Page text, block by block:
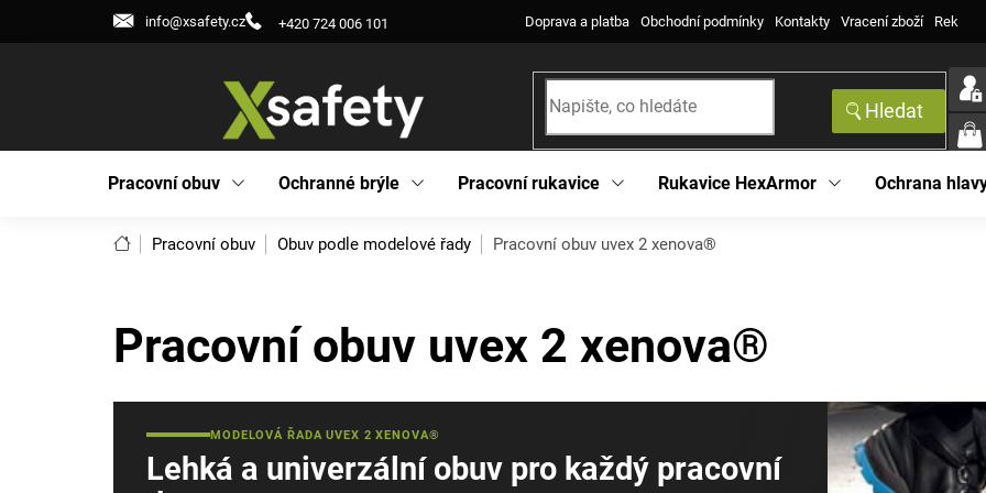
+420 724 006 101
info@xsafety.cz Doprava a platba Obchodní podmínky Kontakty Vracení zboží
Hledat
KOŠÍK
Pracovní obuv Ochranné brýle Pracovní rukavice Rukavice HexArmor Ochrana
DomůPracovní obuv Obuv podle modelové řady Pracovní obuv uvex 2 xenova®
Pracovní obuv uvex 2 xenova®
MODELOVÁ ŘADA UVEX 2 XENOVA®
Lehká a univerzální obuv pro každý pracovní